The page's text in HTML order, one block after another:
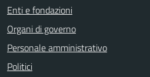
Enti e fondazioni
Organi di governo
Personale amministrativo
Politici